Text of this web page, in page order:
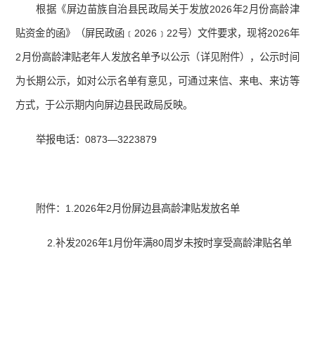
根据《屏边苗族自治县民政局关于发放2026年2月份高龄津
贴资金的函》（屏民政函﹝2026﹞22号）文件要求，现将2026年
2月份高龄津贴老年人发放名单予以公示（详见附件），公示时间
为长期公示，如对公示名单有意见，可通过来信、来电、来访等
方式，于公示期内向屏边县民政局反映。
举报电话：0873—3223879
附件：1.2026年2月份屏边县高龄津贴发放名单
2.补发2026年1月份年满80周岁未按时享受高龄津贴名单